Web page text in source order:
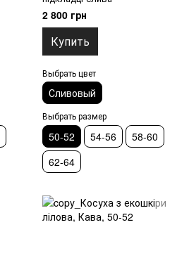
2 800 грн
Купить
Выбрать цвет
Сливовый
Выбрать размер
50-52 54-56
58-60
62-64